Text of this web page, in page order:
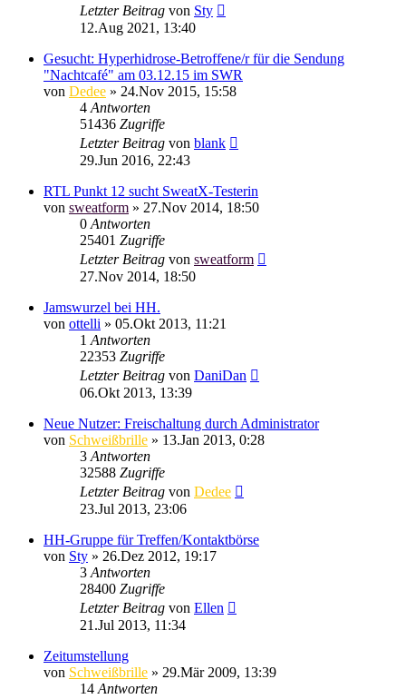
Letzter Beitrag von Sty
12.Aug 2021, 13:40
Gesucht: Hyperhidrose-Betroffene/r für die Sendung
"Nachtcafé" am 03.12.15 im SWR
von Dedee » 24.Nov 2015, 15:58
4 Antworten
51436 Zugriffe
Letzter Beitrag von blank
29.Jun 2016, 22:43
RTL Punkt 12 sucht SweatX-Testerin
von sweatform » 27.Nov 2014, 18:50
0 Antworten
25401 Zugriffe
Letzter Beitrag von sweatform
27.Nov 2014, 18:50
Jamswurzel bei HH.
von ottelli » 05.Okt 2013, 11:21
1 Antworten
22353 Zugriffe
Letzter Beitrag von DaniDan
06.Okt 2013, 13:39
Neue Nutzer: Freischaltung durch Administrator
von Schweißbrille » 13.Jan 2013, 0:28
3 Antworten
32588 Zugriffe
Letzter Beitrag von Dedee
23.Jul 2013, 23:06
HH-Gruppe für Treffen/Kontaktbörse
von Sty » 26.Dez 2012, 19:17
3 Antworten
28400 Zugriffe
Letzter Beitrag von Ellen
21.Jul 2013, 11:34
Zeitumstellung
von Schweißbrille » 29.Mär 2009, 13:39
14 Antworten